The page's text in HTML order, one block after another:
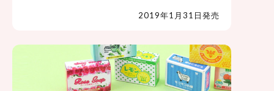
2019年1月31日発売